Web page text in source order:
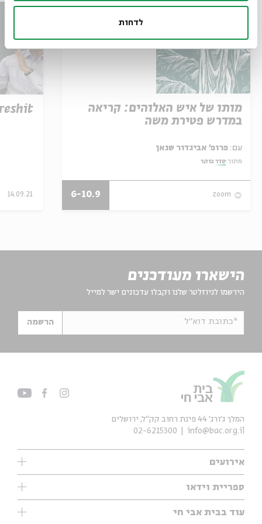
לדחות
מותו של איש האלוהים: קריאה
במדרש פטירת משה
עם:
מתוך:סדר בוקר
zoom
6-10.9
14.09.21
הישארו מעודכנים
הירשמו לניוזלטר שלנו וקבלו עדכונים ישר למייל
*כתובת דוא"ל הרשמה
אירועים
עיון
אנגלית
ספריית וידאו
ילדים
מוזיקה
עוד בבית אבי חי
המלך ג'ורג' 44 פינת רחוב קק״ל, ירושלים
info@bac.org.il
02-6215300